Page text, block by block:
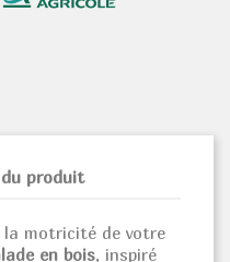
produit
la motricité de votre
en bois, inspiré